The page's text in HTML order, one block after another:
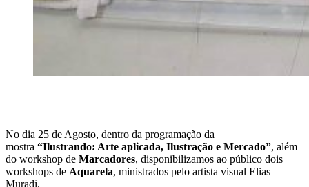
No dia 25 de Agosto, dentro da programação da
mostra “Ilustrando: Arte aplicada, Ilustração e Mercado”, além
do workshop de Marcadores, disponibilizamos ao público dois
workshops de Aquarela, ministrados pelo artista visual Elias
Muradi.